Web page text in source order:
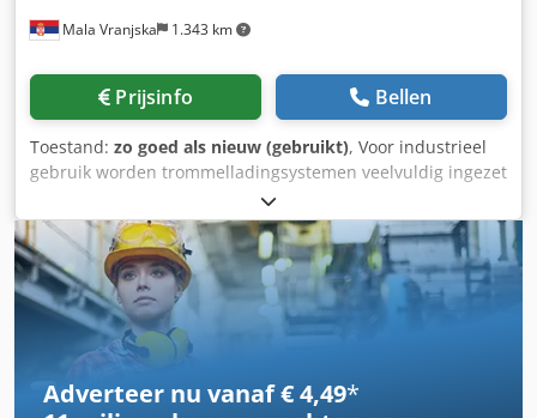
Mala Vranjska 1.343 km
Prijsinfo Bellen
Toestand: zo goed als nieuw (gebruikt), Voor industrieel
gebruik worden trommelladingsystemen veelvuldig ingezet
in uiteenlopende sectoren, zoals de
voedingsmiddelenindustrie (vooral bakkerijen en
vleesverwerking), farmaceutische industrie, chemische
industrie en andere toepassingen waar nauwkeurige
menging, rotatie of materiaalbewerking vereist is. Deze
machines bieden hoge capaciteit, nauwkeurigheid en
veiligheid binnen geautomatiseerde productielijnen. Hoge
lossystemen Temperatuur- en vochtigheidsregeling
Adverteer nu vanaf € 4,49*